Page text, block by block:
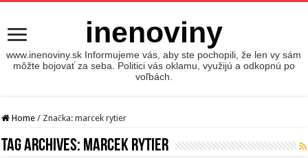
inenoviny
www.inenoviny.sk Informujeme vás, aby ste pochopili, že len vy sám
môžte bojovať za seba. Politici vás oklamu, využijú a odkopnú po
voľbách.
Home / Značka:marcek rytier
Tag Archives: marcek rytier